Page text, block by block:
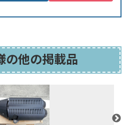
の他の掲載品